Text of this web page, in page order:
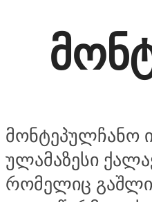
მონტეპულჩანო
ულამაზესი
რომელიც